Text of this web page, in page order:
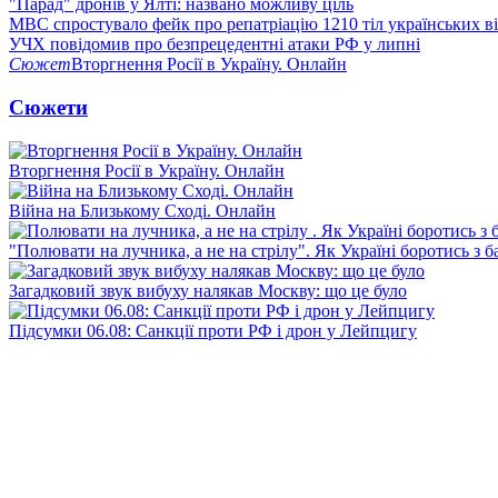
"Парад" дронів у Ялті: названо можливу ціль
МВС спростувало фейк про репатріацію 1210 тіл українських
УЧХ повідомив про безпрецедентні атаки РФ у липні
СюжетВторгнення Росії в Україну. Онлайн
Сюжети
Вторгнення Росії в Україну. Онлайн
Війна на Близькому Сході. Онлайн
"Полювати на лучника, а не на стрілу". Як Україні боротись з
Загадковий звук вибуху налякав Москву: що це було
Підсумки 06.08: Санкції проти РФ і дрон у Лейпцигу